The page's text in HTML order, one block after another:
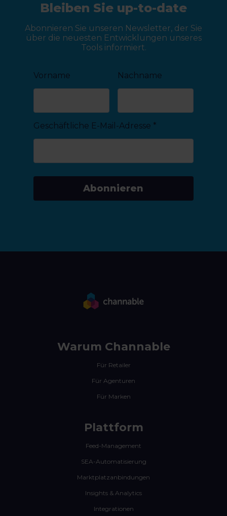
Bleiben Sie up-to-date
Abonnieren Sie unseren Newsletter, der Sie
über die neuesten Entwicklungen unseres
Tools informiert.
Vorname Nachname
Geschäftliche E-Mail-Adresse *
Abonnieren
Warum Channable
Für Retailer
Für Agenturen
Für Marken
Plattform
Feed-Management
SEA-Automatisierung
Marktplatzanbindungen
Insights & Analytics
Integrationen